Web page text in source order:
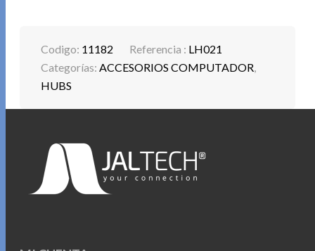
Codigo: 11182 Referencia : LH021
Categorías:ACCESORIOS COMPUTADOR,
HUBS